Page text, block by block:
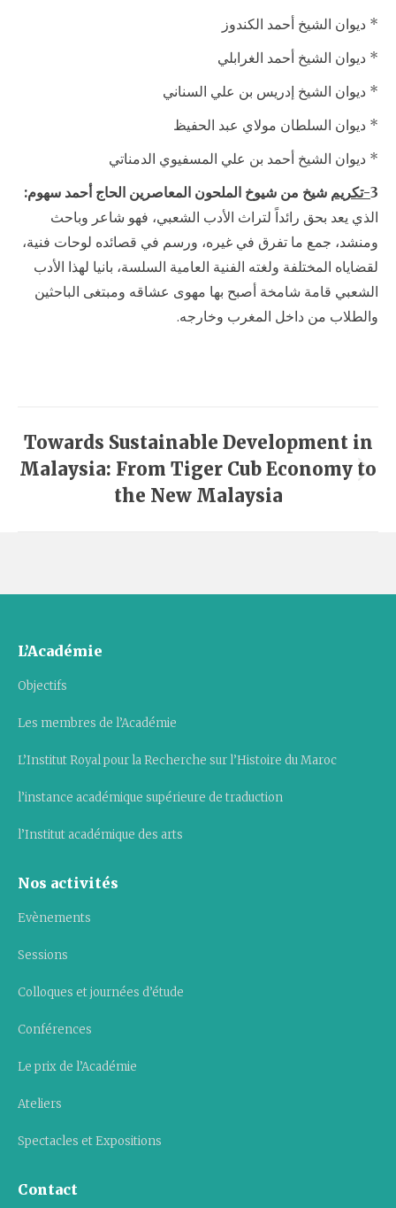
* ديوان الشيخ أحمد الكندوز
* ديوان الشيخ أحمد الغرابلي
* ديوان الشيخ إدريس بن علي السناني
* ديوان السلطان مولاي عبد الحفيظ
* ديوان الشيخ أحمد بن علي المسفيوي الدمناتي
3-تكريم شيخ من شيوخ الملحون المعاصرين الحاج أحمد سهوم:
الذي يعد بحق رائداً لتراث الأدب الشعبي، فهو شاعر وباحث
ومنشد، جمع ما تفرق في غيره، ورسم في قصائده لوحات فنية،
لقضاياه المختلفة ولغته الفنية العامية السلسة، بانيا لهذا الأدب
الشعبي قامة شامخة أصبح بها مهوى عشاقه ومبتغى الباحثين
والطلاب من داخل المغرب وخارجه.
Navigation
article
Article
suivant
Towards Sustainable Development in
Malaysia: From Tiger Cub Economy to
the New Malaysia
L’Académie
Objectifs
Les membres de l’Académie
L’Institut Royal pour la Recherche sur l’Histoire du Maroc
l’instance académique supérieure de traduction
l’Institut académique des arts
Nos activités
Evènements
Sessions
Colloques et journées d’étude
Conférences
Le prix de l’Académie
Ateliers
Spectacles et Expositions
Contact